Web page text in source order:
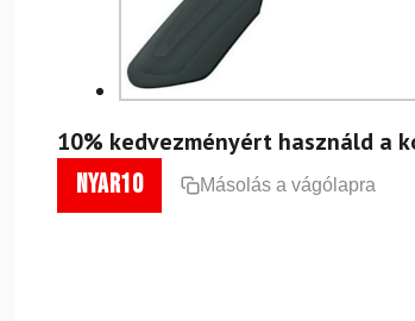
10% kedvezményért használd a
nyar10 Másolás a vágólapra